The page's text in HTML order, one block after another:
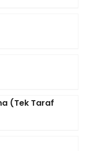
(Tek Taraf